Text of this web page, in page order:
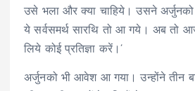
उसे भला और क्या चाहिये। उसने अर्जुनको
ये सर्वसमर्थ सारथि तो आ गये। अब तो
लिये कोई प्रतिज्ञा करें।’
अर्जुनको भी आवेश आ गया। उन्होंने तीन